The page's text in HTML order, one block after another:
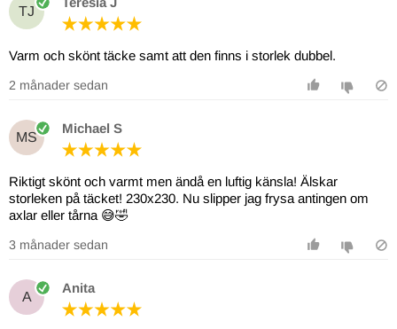
TJ
Varm och skönt täcke samt att den finns i storlek dubbel.
2 månader sedan
MS
Michael S
Riktigt skönt och varmt men ändå en luftig känsla! Älskar
storleken på täcket! 230x230. Nu slipper jag frysa antingen om
axlar eller tårna 😅🤣
3 månader sedan
A
Anita